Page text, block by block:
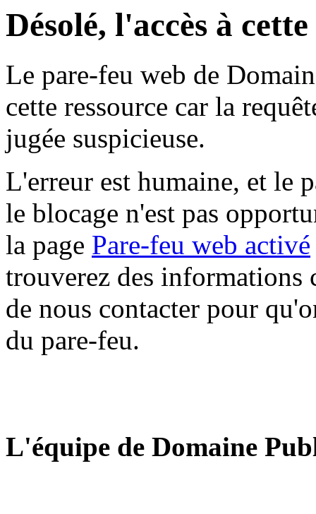
Désolé, l'accès à
Le pare-feu web de
cette ressource car la
jugée suspicieuse.
L'erreur est humaine, et le
le blocage n'est pas
la page Pare-feu web activé
trouverez des informations
de nous contacter pour
du pare-feu.
L'équipe de Domaine